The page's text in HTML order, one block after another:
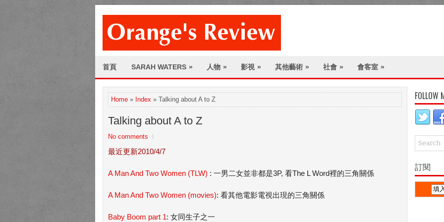
首頁 SARAH WATERS » 人物 » 影視 » 其他藝術 » 社會 » 會客室 »
Home » Index » Talking about A to Z
Talking about A to Z
No comments
最近更新2010/4/7
A Man And Two Women (TLW) : 一男二女並非都是3P, 看The L Word裡的三角關係
A Man And Two Women (movies): 看其他電影電視出現的三角關係
Baby Boom part 1: 女同生子之一
FOLLOW
訂閱